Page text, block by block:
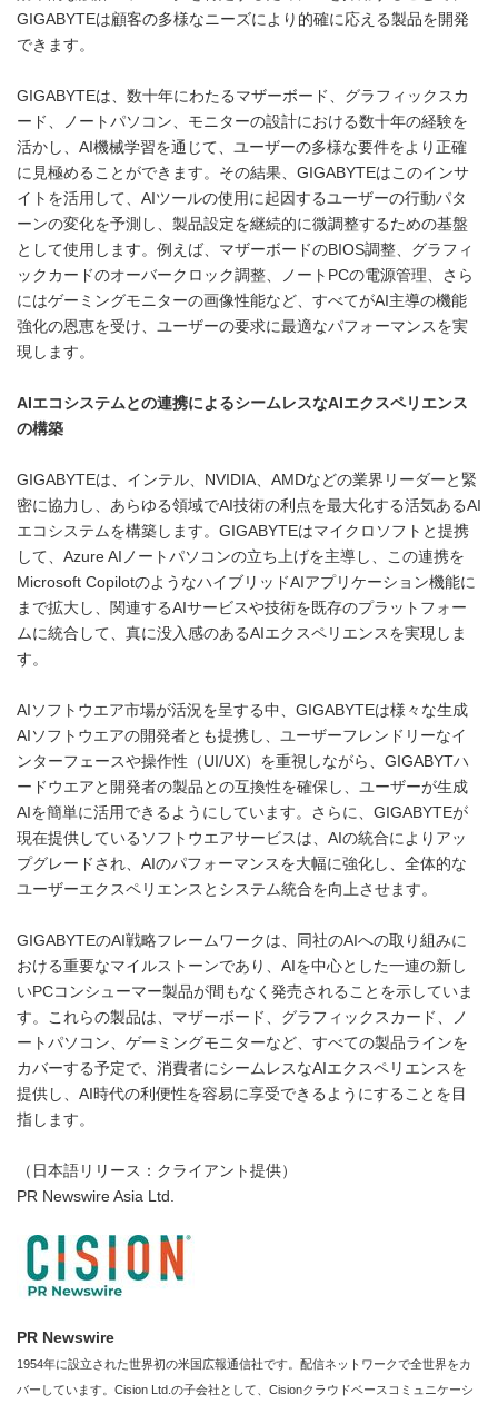
GIGABYTEは顧客の多様なニーズにより的確に応える製品を開発
できます。
GIGABYTEは、数十年にわたるマザーボード、グラフィックスカ
ード、ノートパソコン、モニターの設計における数十年の経験を
活かし、AI機械学習を通じて、ユーザーの多様な要件をより正確
に見極めることができます。その結果、GIGABYTEはこのインサ
イトを活用して、AIツールの使用に起因するユーザーの行動パタ
ーンの変化を予測し、製品設定を継続的に微調整するための基盤
として使用します。例えば、マザーボードのBIOS調整、グラフィ
ックカードのオーバークロック調整、ノートPCの電源管理、さら
にはゲーミングモニターの画像性能など、すべてがAI主導の機能
強化の恩恵を受け、ユーザーの要求に最適なパフォーマンスを実
現します。
AI エコシステムとの連携によるシームレスなAI エクスペリエンス
の構築
GIGABYTEは、インテル、NVIDIA、AMDなどの業界リーダーと緊
密に協力し、あらゆる領域でAI技術の利点を最大化する活気あるAI
エコシステムを構築します。GIGABYTEはマイクロソフトと提携
して、Azure AIノートパソコンの立ち上げを主導し、この連携を
Microsoft CopilotのようなハイブリッドAIアプリケーション機能に
まで拡大し、関連するAIサービスや技術を既存のプラットフォー
ムに統合して、真に没入感のあるAIエクスペリエンスを実現しま
す。
AIソフトウエア市場が活況を呈する中、GIGABYTEは様々な生成
AIソフトウエアの開発者とも提携し、ユーザーフレンドリーなイ
ンターフェースや操作性（UI/UX）を重視しながら、GIGABYTハ
ードウエアと開発者の製品との互換性を確保し、ユーザーが生成
AIを簡単に活用できるようにしています。さらに、GIGABYTEが
現在提供しているソフトウエアサービスは、AIの統合によりアッ
プグレードされ、AIのパフォーマンスを大幅に強化し、全体的な
ユーザーエクスペリエンスとシステム統合を向上させます。
GIGABYTEのAI戦略フレームワークは、同社のAIへの取り組みに
おける重要なマイルストーンであり、AIを中心とした一連の新し
いPCコンシューマー製品が間もなく発売されることを示していま
す。これらの製品は、マザーボード、グラフィックスカード、ノ
ートパソコン、ゲーミングモニターなど、すべての製品ラインを
カバーする予定で、消費者にシームレスなAIエクスペリエンスを
提供し、AI時代の利便性を容易に享受できるようにすることを目
指します。
（日本語リリース：クライアント提供）
PR Newswire Asia Ltd.
PR Newswire
1954年に設立された世界初の米国広報通信社です。配信ネットワークで全世界をカ
バーしています。Cision Ltd.の子会社として、Cisionクラウドベースコミュニケーシ